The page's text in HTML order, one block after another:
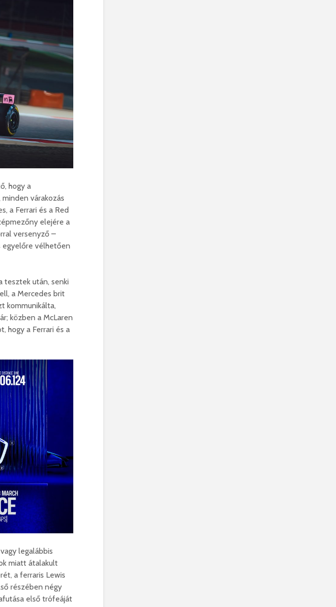
hogy a
várakozás
a Ferrari és a Red
elejére a
versenyző –
egyelőre vélhetően
tesztek után, senki
a Mercedes brit
kommunikálta,
közben a McLaren
hogy a Ferrari és a
legalábbis
miatt átalakult
a ferraris Lewis
részében négy
első trófeáját